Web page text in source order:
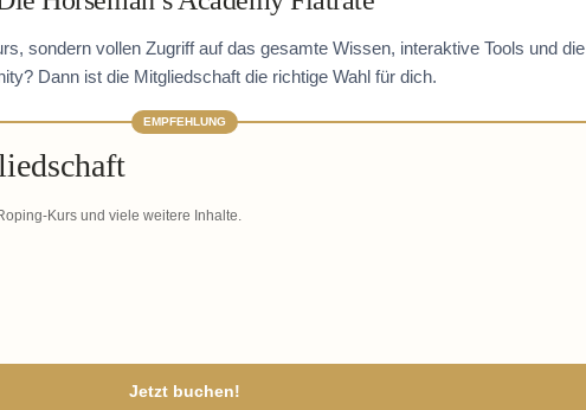
sondern vollen Zugriff auf das gesamte Wissen, interaktive Tools und die
Dann ist die Mitgliedschaft die richtige Wahl für dich.
EMPFEHLUNG
Kurs und viele weitere Inhalte.
Jetzt buchen!